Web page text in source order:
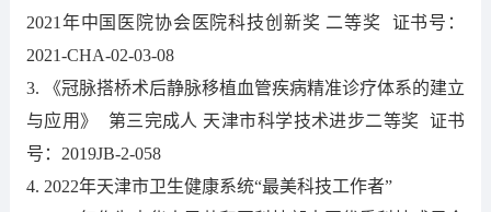
2021年中国医院协会医院科技创新奖 二等奖 证书号：
2021-CHA-02-03-08
3. 《冠脉搭桥术后静脉移植血管疾病精准诊疗体系的建立
与应用》 第三完成人 天津市科学技术进步二等奖 证书
号：2019JB-2-058
4. 2022年天津市卫生健康系统“最美科技工作者”